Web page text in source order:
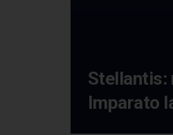
Stellantis:
Imparato